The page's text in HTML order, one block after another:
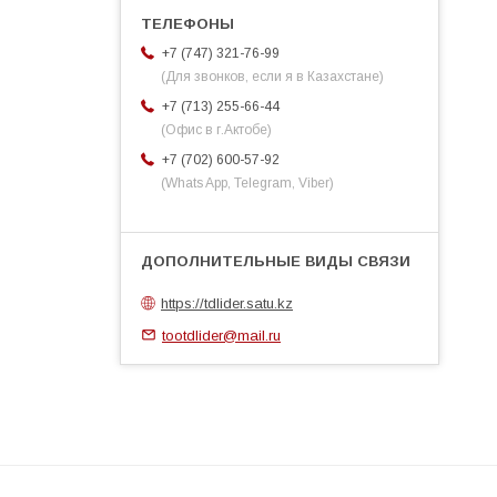
+7 (747) 321-76-99
(Для звонков, если я в Казахстане)
+7 (713) 255-66-44
(Офис в г.Актобе)
+7 (702) 600-57-92
(Whats App, Telegram, Viber)
https://tdlider.satu.kz
tootdlider@mail.ru